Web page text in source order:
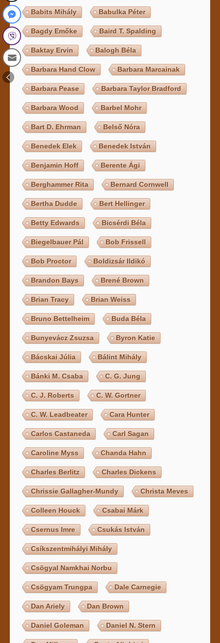
Babits Mihály Babulka Péter
Bagdy Emőke Baird T. Spalding
Baktay Ervin Balogh Béla
Barbara Hand Clow Barbara Marcainak
Barbara Pease Barbara Taylor Bradford
Barbara Wood Barbel Mohr
Bart D. Ehrman Belső Nóra
Benedek Elek Benedek István
Benjamin Hoff Berente Ági
Berghammer Rita Bernard Cornwell
Bertha Dudde Bert Hellinger
Betty Edwards Bicsérdi Béla
Biegelbauer Pál Bob Frissell
Bob Proctor Boldizsár Ildikó
Brandon Bays Brené Brown
Brian Tracy Brian Weiss
Bruno Bettelheim Buda Béla
Bunyevácz Zsuzsa Byron Katie
Bácskai Júlia Bálint Mihály
Bánki M. Csaba C. G. Jung
C. J. Roberts C. W. Gortner
C. W. Leadbeater Cara Hunter
Carlos Castaneda Carl Sagan
Caroline Myss Chanda Hahn
Charles Berlitz Charles Dickens
Chrissie Gallagher-Mundy Christa Meves
Colleen Houck Csabai Márk
Csernus Imre Csukás István
Csíkszentmihályi Mihály
Csögyal Namkhai Norbu
Csögyam Trungpa Dale Carnegie
Dan Ariely Dan Brown
Daniel Goleman Daniel N. Stern